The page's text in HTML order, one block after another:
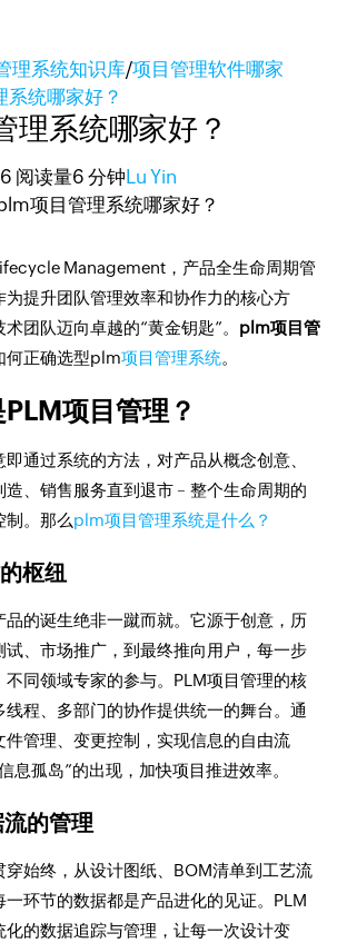
理系统知识库/项目管理软件哪家
统哪家好？
理系统哪家好？
阅读量6 分钟 Lu Yin
Management，产品全生命周期管
为提升团队管理效率和协作力的核心方
团队迈向卓越的“黄金钥匙”。 plm项目管
何正确选型plm项目管理系统。
项目管理？
通过系统的方法，对产品从概念创意、
造、销售服务直到退市﹣整个生命周期的
制。那么plm项目管理系统是什么？
枢纽
品的诞生绝非一蹴而就。它源于创意，历
试、市场推广，到最终推向用户，每一步
不同领域专家的参与。PLM项目管理的核
线程、多部门的协作提供统一的舞台。通
件管理、变更控制，实现信息的自由流
息孤岛”的出现，加快项目推进效率。
的管理
穿始终，从设计图纸、BOM清单到工艺流
一环节的数据都是产品进化的见证。PLM
化的数据追踪与管理，让每一次设计变